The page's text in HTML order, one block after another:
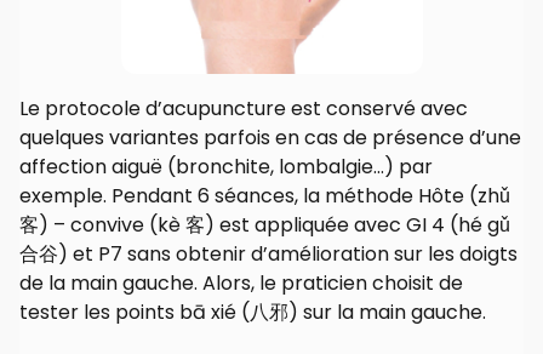
Le protocole d’acupuncture est conservé avec
quelques variantes parfois en cas de présence d’une
affection aiguë (bronchite, lombalgie…) par
exemple. Pendant 6 séances, la méthode Hôte (zhǔ
客) – convive (kè 客) est appliquée avec GI 4 (hé gǔ
合谷) et P7 sans obtenir d’amélioration sur les doigts
de la main gauche. Alors, le praticien choisit de
tester les points bā xié (八邪) sur la main gauche.